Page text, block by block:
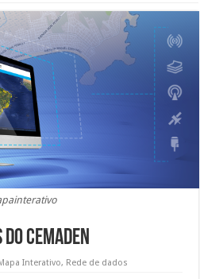
Legislação
Canais
Cemaden
Interativo, Rede de dados